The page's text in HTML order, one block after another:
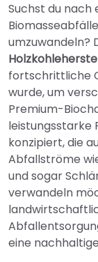
Suchst du nach
umzuwandeln?
fortschrittliche
wurde, um
Premium-
leistungsstarke
konzipiert, die
Abfallströme
und sogar
verwandeln
eine